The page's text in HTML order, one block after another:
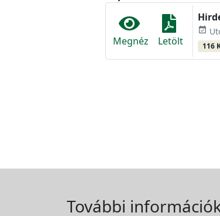
Megnéz Letölt
event_available
116
További